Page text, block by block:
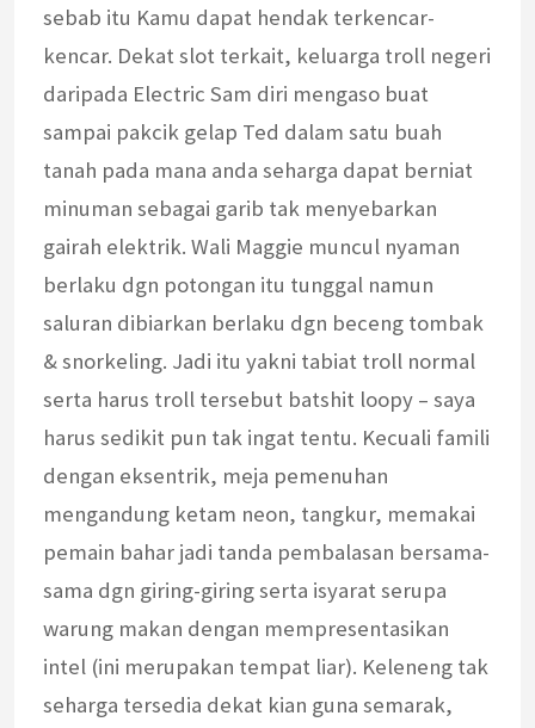
sebab itu Kamu dapat hendak terkencar-
kencar. Dekat slot terkait, keluarga troll negeri
daripada Electric Sam diri mengaso buat
sampai pakcik gelap Ted dalam satu buah
tanah pada mana anda seharga dapat berniat
minuman sebagai garib tak menyebarkan
gairah elektrik. Wali Maggie muncul nyaman
berlaku dgn potongan itu tunggal namun
saluran dibiarkan berlaku dgn beceng tombak
& snorkeling. Jadi itu yakni tabiat troll normal
serta harus troll tersebut batshit loopy – saya
harus sedikit pun tak ingat tentu. Kecuali famili
dengan eksentrik, meja pemenuhan
mengandung ketam neon, tangkur, memakai
pemain bahar jadi tanda pembalasan bersama-
sama dgn giring-giring serta isyarat serupa
warung makan dengan mempresentasikan
intel (ini merupakan tempat liar). Keleneng tak
seharga tersedia dekat kian guna semarak,